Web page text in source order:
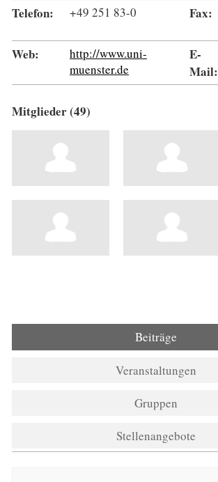
Telefon: +49 251 83-0 Fax:
Web:
http://www.uni-
muenster.de
E-
Mail:
Mitglieder (49)
Beiträge
Veranstaltungen
Gruppen
Stellenangebote